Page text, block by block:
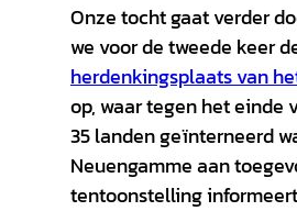
Onze tocht gaat verder
we voor de tweede keer
herdenkingsplaats van
op, waar tegen het
35 landen geïnterneerd
Neuengamme aan
tentoonstelling